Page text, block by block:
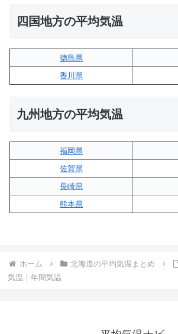
四国地方の平均気温
徳島県
香川県
九州地方の平均気温
福岡県
佐賀県
長崎県
熊本県
ホーム 北海道の平均気温まとめ
気温｜年間気温